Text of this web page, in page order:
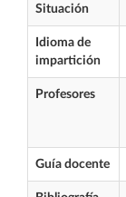
Situación
Idioma de
impartición
Profesores
Guía docente